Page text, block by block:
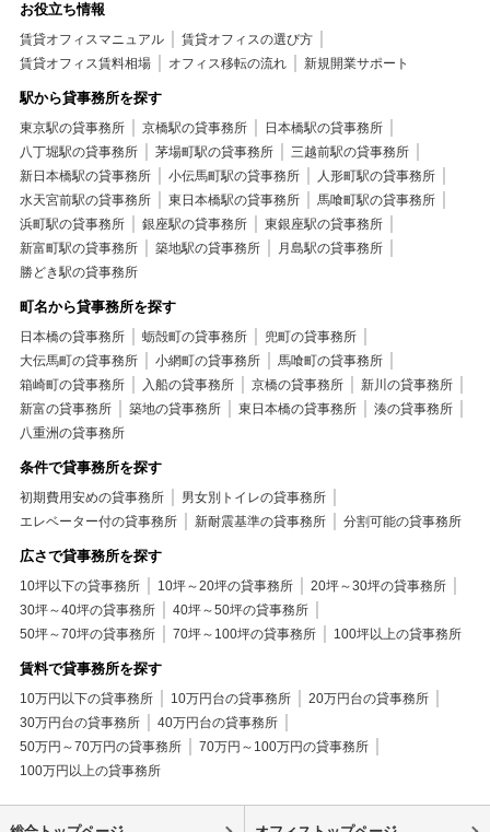
お役立ち情報
賃貸オフィスマニュアル
賃貸オフィスの選び方
賃貸オフィス賃料相場
オフィス移転の流れ 新規開業サポート
駅から貸事務所を探す
東京駅の貸事務所 京橋駅の貸事務所
日本橋駅の貸事務所
八丁堀駅の貸事務所
茅場町駅の貸事務所
三越前駅の貸事務所
新日本橋駅の貸事務所
小伝馬町駅の貸事務所
人形町駅の貸事務所
水天宮前駅の貸事務所
東日本橋駅の貸事務所
馬喰町駅の貸事務所
浜町駅の貸事務所
銀座駅の貸事務所
東銀座駅の貸事務所
新富町駅の貸事務所
築地駅の貸事務所
月島駅の貸事務所
勝どき駅の貸事務所
町名から貸事務所を探す
日本橋の貸事務所 蛎殻町の貸事務所
兜町の貸事務所
大伝馬町の貸事務所
小網町の貸事務所
馬喰町の貸事務所
箱崎町の貸事務所
入船の貸事務所 京橋の貸事務所
新川の貸事務所
新富の貸事務所
築地の貸事務所 東日本橋の貸事務所
湊の貸事務所
八重洲の貸事務所
条件で貸事務所を探す
初期費用安めの貸事務所
男女別トイレの貸事務所
エレベーター付の貸事務所
新耐震基準の貸事務所 分割可能の貸事務所
広さで貸事務所を探す
10坪以下の貸事務所 10坪～20坪の貸事務所
20坪～30坪の貸事務所
30坪～40坪の貸事務所
40坪～50坪の貸事務所
50坪～70坪の貸事務所
70坪～100坪の貸事務所 100坪以上の貸事務所
賃料で貸事務所を探す
10万円以下の貸事務所 10万円台の貸事務所
20万円台の貸事務所
30万円台の貸事務所
40万円台の貸事務所
50万円～70万円の貸事務所
70万円～100万円の貸事務所
100万円以上の貸事務所